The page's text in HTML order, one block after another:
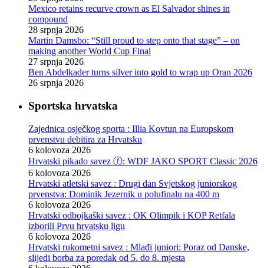
Mexico retains recurve crown as El Salvador shines in
compound
28 srpnja 2026
Martin Damsbo: “Still proud to step onto that stage” – on
making another World Cup Final
27 srpnja 2026
Ben Abdelkader turns silver into gold to wrap up Oran 2026
26 srpnja 2026
Sportska hrvatska
Zajednica osječkog sporta : Illia Kovtun na Europskom
prvenstvu debitira za Hrvatsku
6 kolovoza 2026
Hrvatski pikado savez ⓕ: WDF JAKO SPORT Classic 2026
6 kolovoza 2026
Hrvatski atletski savez : Drugi dan Svjetskog juniorskog
prvenstva: Dominik Jezernik u polufinalu na 400 m
6 kolovoza 2026
Hrvatski odbojkaški savez : OK Olimpik i KOP Retfala
izborili Prvu hrvatsku ligu
6 kolovoza 2026
Hrvatski rukometni savez : Mlađi juniori: Poraz od Danske,
slijedi borba za poredak od 5. do 8. mjesta